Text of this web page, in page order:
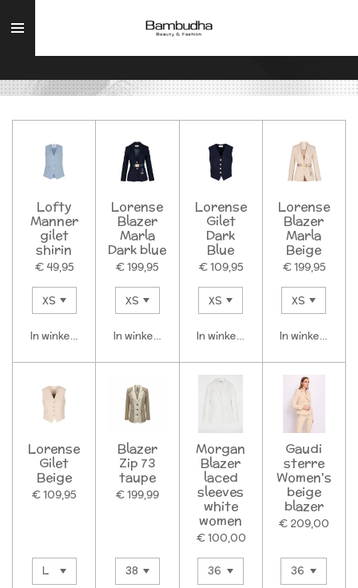
direct
hoofdinhoud
Lofty
Manner
gilet
shirin
€ 49,95
In winkelwagen
Lorense
Blazer
Marla
Dark blue
€ 199,95
In winkelwagen
Lorense
Gilet
Dark
Blue
€ 109,95
In winkelwagen
Lorense
Blazer
Marla
Beige
€ 199,95
In winkelwagen
Lorense
Gilet
Beige
€ 109,95
Blazer
Zip 73
taupe
€ 199,99
Morgan
Blazer
laced
sleeves
white
women
€ 100,00
Gaudi
sterre
Women's
beige
blazer
€ 209,00